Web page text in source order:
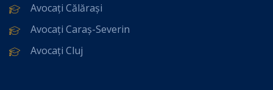
Avocați Călărași
Avocați Caraș-Severin
Avocați Cluj